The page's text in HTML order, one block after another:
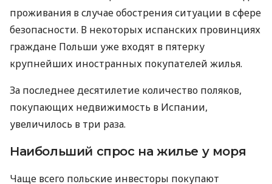
проживания в случае обострения ситуации в сфере
безопасности. В некоторых испанских провинциях
граждане Польши уже входят в пятерку
крупнейших иностранных покупателей жилья.
За последнее десятилетие количество поляков,
покупающих недвижимость в Испании,
увеличилось в три раза.
Наибольший спрос на жилье у моря
Чаще всего польские инвесторы покупают